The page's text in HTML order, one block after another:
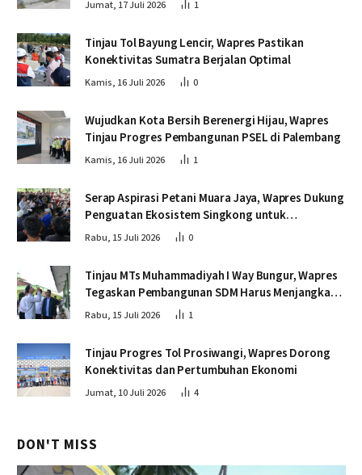
Jumat, 17 Juli 2026 1
Tinjau Tol Bayung Lencir, Wapres Pastikan
Konektivitas Sumatra Berjalan Optimal
Kamis, 16 Juli 2026 0
Wujudkan Kota Bersih Berenergi Hijau, Wapres
Tinjau Progres Pembangunan PSEL di Palembang
Kamis, 16 Juli 2026 1
Serap Aspirasi Petani Muara Jaya, Wapres Dukung
Penguatan Ekosistem Singkong untuk
Swasembada Pangan
Rabu, 15 Juli 2026 0
Tinjau MTs Muhammadiyah I Way Bungur, Wapres
Tegaskan Pembangunan SDM Harus Menjangkau
Seluruh Sekolah
Rabu, 15 Juli 2026 1
Tinjau Progres Tol Prosiwangi, Wapres Dorong
Konektivitas dan Pertumbuhan Ekonomi
Jumat, 10 Juli 2026 4
DON'T MISS